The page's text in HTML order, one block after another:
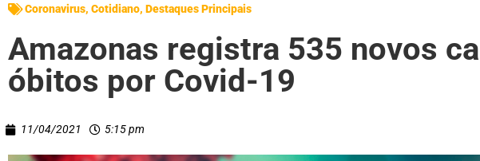
Coronavirus, Cotidiano, Destaques Principais
Amazonas registra 535 novos
óbitos por Covid-19
11/04/2021 5:15 pm